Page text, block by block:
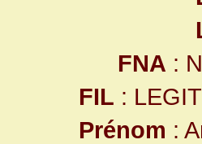
FNA :
FIL :
Prénom :